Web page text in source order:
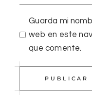
Guarda mi
web en este
que comente.
PUBLICAR